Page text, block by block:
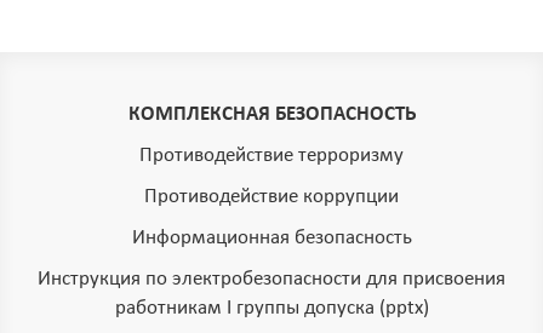
КОМПЛЕКСНАЯ БЕЗОПАСНОСТЬ
Противодействие терроризму
Противодействие коррупции
Информационная безопасность
Инструкция по электробезопасности для присвоения
работникам I группы допуска (pptx)